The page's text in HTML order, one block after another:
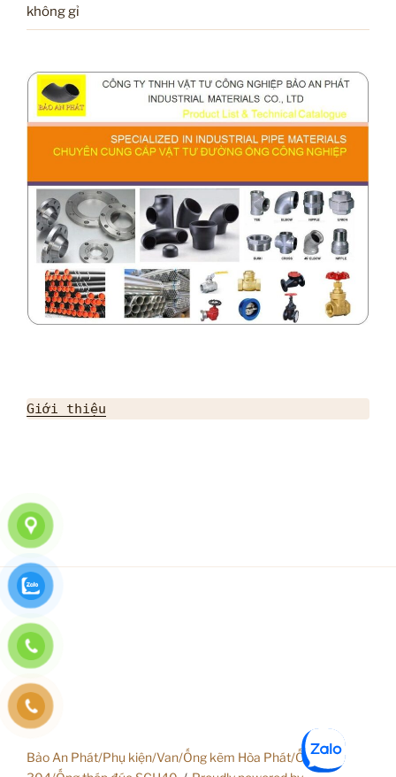
không gỉ
Giới thiệu
Bảo An Phát/Phụ kiện/Van/Ống kẽm Hòa Phát/Ống inox